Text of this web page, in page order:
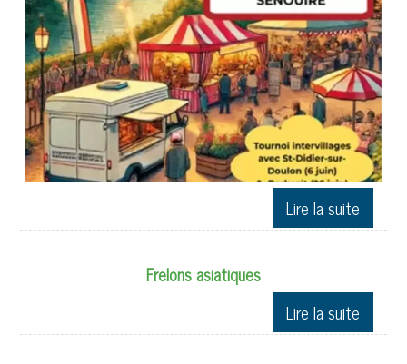
Frelons asiatiques